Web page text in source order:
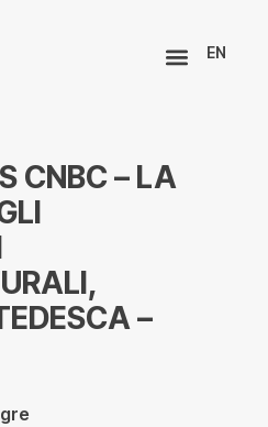
EN
CNBC – LA
–